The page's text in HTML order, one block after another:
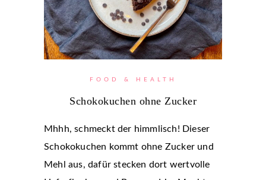
FOOD & HEALTH
Schokokuchen ohne Zucker
Mhhh, schmeckt der himmlisch! Dieser
Schokokuchen kommt ohne Zucker und
Mehl aus, dafür stecken dort wertvolle